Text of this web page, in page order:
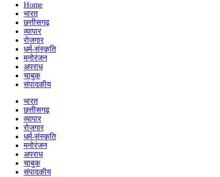
Home
भारत
छत्तीसगढ़
व्यापार
रोजगार
धर्म-संस्कृति
मनोरंजन
अपराध
चाबुक
संपादकीय
भारत
छत्तीसगढ़
व्यापार
रोजगार
धर्म-संस्कृति
मनोरंजन
अपराध
चाबुक
संपादकीय